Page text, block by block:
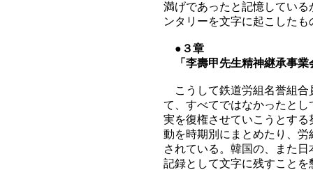
満げであったと記憶してい
ンタリーを文字に起こした
●３章
「李壽甲先生精神継承事業
こうして鉄道労組名誉組合
て、すべてではなかったと
実を復権させていこうとす
動を時期別にまとめたり、
されている。韓国の、また
記録として文字に残すこと